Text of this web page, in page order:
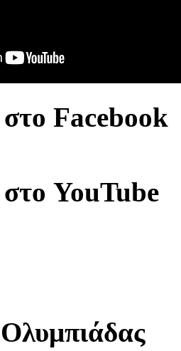
Facebook
YouTube